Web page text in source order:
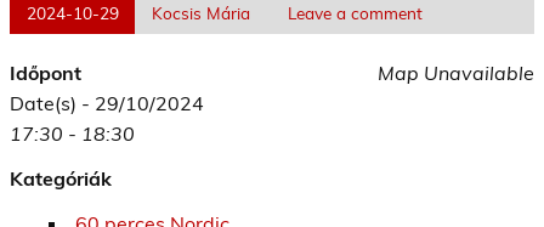
2024-10-29 Kocsis Mária Leave a comment
Map Unavailable
Időpont
Date(s) - 29/10/2024
17:30 - 18:30
Kategóriák